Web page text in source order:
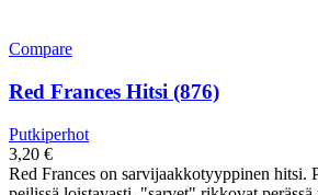
Compare
Red Frances Hitsi (876)
Putkiperhot
3,20 €
Red Frances on sarvijaakkotyyppinen hitsi.